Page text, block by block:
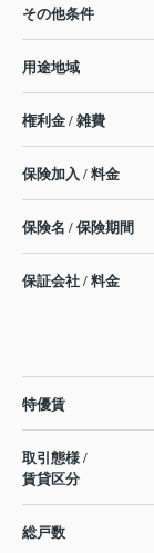
その他条件
用途地域
権利金 / 雑費
保険加入 / 料金
保険名 / 保険期間
保証会社 / 料金
特優賃
取引態様 /
賃貸区分
総戸数